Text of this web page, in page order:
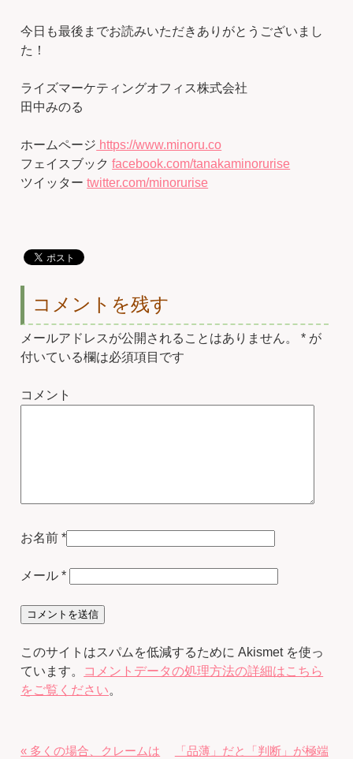
今日も最後までお読みいただきありがとうございまし
た！
ライズマーケティングオフィス株式会社
田中みのる
ホームページ https://www.minoru.co
フェイスブックfacebook.com/tanakaminorurise
ツイッターtwitter.com/minorurise
コメントを残す
メールアドレスが公開されることはありません。 * が
付いている欄は必須項目です
コメント
お名前 *
メール*
このサイトはスパムを低減するために Akismet を使っ
ています。
コメントデータの処理方法の詳細はこちら
をご覧ください。
« 多くの場合、クレームは
「品薄」だと「判断」が極端